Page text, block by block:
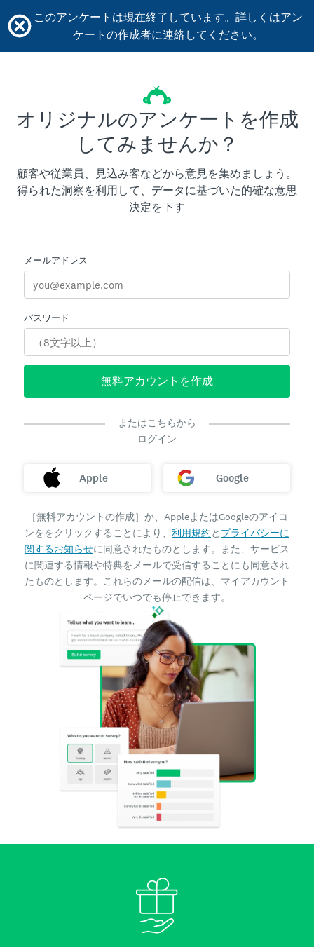
このアンケートは現在終了しています。詳しくはアン
ケートの作成者に連絡してください。
オリジナルのアンケートを作成
してみませんか？
顧客や従業員、見込み客などから意見を集めましょう。
得られた洞察を利用して、データに基づいた的確な意思
決定を下す
メールアドレス
パスワード
無料アカウントを作成
またはこちらから
ログイン
Apple Google
［無料アカウントの作成］か、AppleまたはGoogleのアイコ
ンををクリックすることにより、 利用規約と プライバシーに
関するお知らせに同意されたものとします。また、サービス
に関連する情報や特典をメールで受信することにも同意され
たものとします。これらのメールの配信は、マイアカウント
ページでいつでも停止できます。